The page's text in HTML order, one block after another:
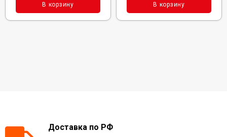
В корзину В корзину
Доставка по РФ